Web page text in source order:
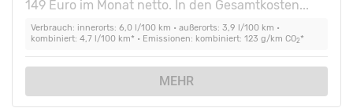
149 Euro im Monat netto. In den Gesamtkosten...
Verbrauch: innerorts: 6,0 l/100 km • außerorts: 3,9 l/100 km •
kombiniert: 4,7 l/100 km* • Emissionen: kombiniert: 123 g/km CO2*
MEHR